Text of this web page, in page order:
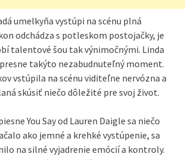
umelkyňa vystúpi na scénu plná
odchádza s potleskom postojačky, je
talentové šou tak výnimočnými. Linda
takýto nezabudnuteľný moment.
vstúpila na scénu viditeľne nervózna a
skúsiť niečo dôležité pre svoj život.
You Say od Lauren Daigle sa niečo
ako jemné a krehké vystúpenie, sa
na silné vyjadrenie emócií a kontroly.